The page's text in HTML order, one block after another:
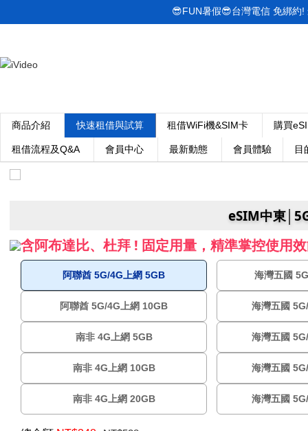
商品介紹 快速租借與試算 租借WiFi機&SIM卡 購買
租借流程及Q&A 會員中心 最新動態 會員體驗 目
😎FUN暑假😎台灣電信 免綁約
eSIM中東
含阿布達比、杜拜 ! 固定用量，精準掌控使用
阿聯酋 5G/4G上網 5GB 海灣五國
阿聯酋 5G/4G上網 10GB 海灣五國
南非 4G上網 5GB 海灣五國
南非 4G上網 10GB 海灣五國
南非 4G上網 20GB 海灣五國